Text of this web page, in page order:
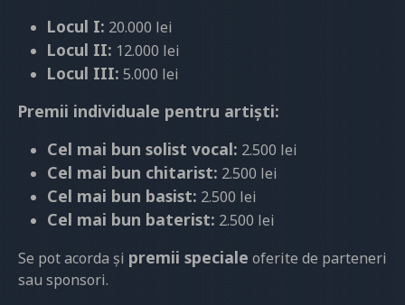
Locul I: 20.000 lei
Locul II: 12.000 lei
Locul III: 5.000 lei
Premii individuale pentru artiști:
Cel mai bun solist vocal: 2.500 lei
Cel mai bun chitarist: 2.500 lei
Cel mai bun basist: 2.500 lei
Cel mai bun baterist: 2.500 lei
Se pot acorda și premii speciale oferite de parteneri
sau sponsori.